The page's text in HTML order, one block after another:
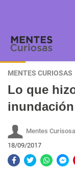
MENTES CURIOSAS
Lo que
Mentes
18/09/2017